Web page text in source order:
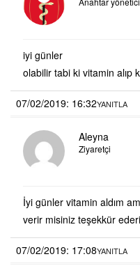
iyi günler
olabilir tabi ki vitamin alıp
07/02/2019: 16:32YANITLA
Aleyna
Ziyaretçi
İyi günler vitamin aldım
verir misiniz teşekkür
07/02/2019: 17:08YANITLA